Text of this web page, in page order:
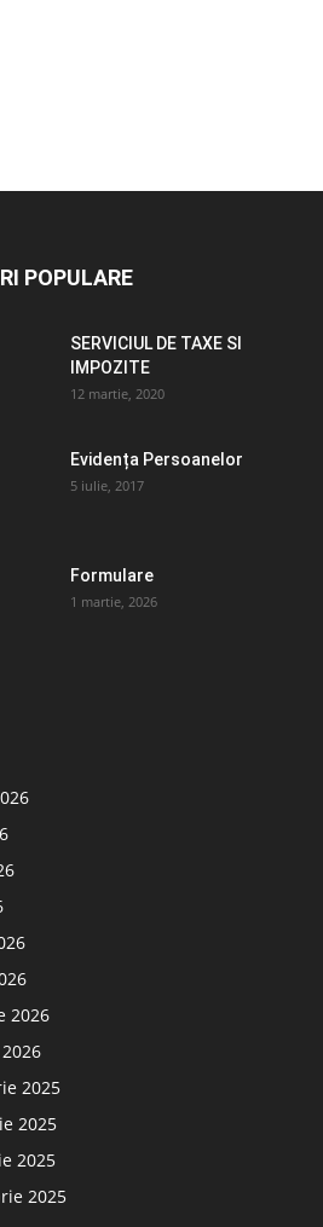
POPULARE
SERVICIUL DE TAXE SI
IMPOZITE
12 martie, 2020
Evidența Persoanelor
5 iulie, 2017
Formulare
1 martie, 2026
2026
2025
2025
2025
2025